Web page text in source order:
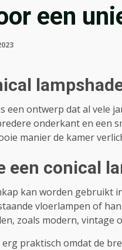
een
een ontwerp dat al vele
onderkant en een
manier de kamer
een conical
kan worden gebruikt
vloerlampen of
zoals modern, vintage
praktisch omdat de